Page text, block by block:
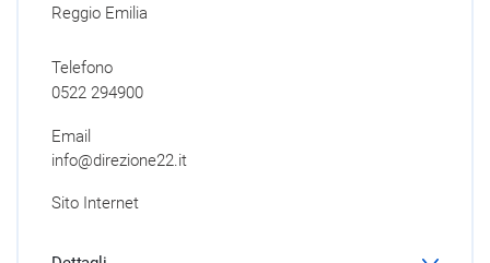
Reggio Emilia
Telefono
0522 294900
Email
info@direzione22.it
Sito Internet